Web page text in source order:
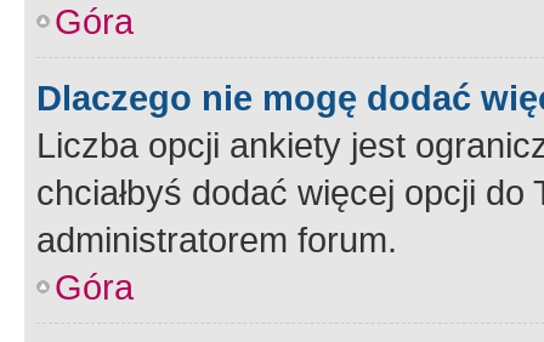
Góra
Dlaczego nie mogę dodać
Liczba opcji ankiety jest
chciałbyś dodać więcej opcji
administratorem forum.
Góra